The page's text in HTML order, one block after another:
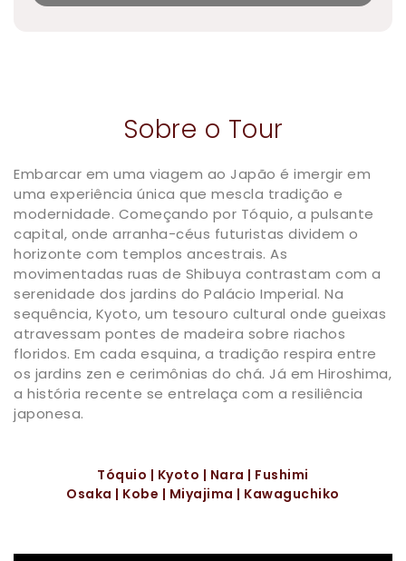
Sobre o Tour
Embarcar em uma viagem ao Japão é imergir em
uma experiência única que mescla tradição e
modernidade. Começando por Tóquio, a pulsante
capital, onde arranha-céus futuristas dividem o
horizonte com templos ancestrais. As
movimentadas ruas de Shibuya contrastam com a
serenidade dos jardins do Palácio Imperial. Na
sequência, Kyoto, um tesouro cultural onde gueixas
atravessam pontes de madeira sobre riachos
floridos. Em cada esquina, a tradição respira entre
os jardins zen e cerimônias do chá. Já em Hiroshima,
a história recente se entrelaça com a resiliência
japonesa.
Tóquio | Kyoto | Nara | Fushimi
Osaka | Kobe | Miyajima | Kawaguchiko